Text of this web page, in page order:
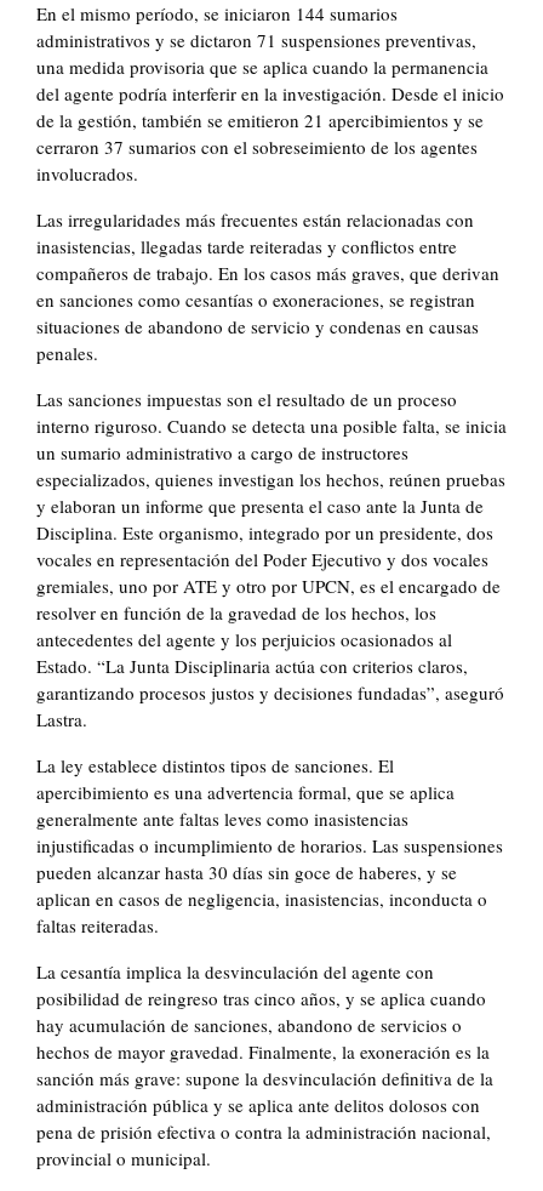
En el mismo período, se iniciaron 144 sumarios
administrativos y se dictaron 71 suspensiones preventivas,
una medida provisoria que se aplica cuando la permanencia
del agente podría interferir en la investigación. Desde el inicio
de la gestión, también se emitieron 21 apercibimientos y se
cerraron 37 sumarios con el sobreseimiento de los agentes
involucrados.
Las irregularidades más frecuentes están relacionadas con
inasistencias, llegadas tarde reiteradas y conflictos entre
compañeros de trabajo. En los casos más graves, que derivan
en sanciones como cesantías o exoneraciones, se registran
situaciones de abandono de servicio y condenas en causas
penales.
Las sanciones impuestas son el resultado de un proceso
interno riguroso. Cuando se detecta una posible falta, se inicia
un sumario administrativo a cargo de instructores
especializados, quienes investigan los hechos, reúnen pruebas
y elaboran un informe que presenta el caso ante la Junta de
Disciplina. Este organismo, integrado por un presidente, dos
vocales en representación del Poder Ejecutivo y dos vocales
gremiales, uno por ATE y otro por UPCN, es el encargado de
resolver en función de la gravedad de los hechos, los
antecedentes del agente y los perjuicios ocasionados al
Estado. “La Junta Disciplinaria actúa con criterios claros,
garantizando procesos justos y decisiones fundadas”, aseguró
Lastra.
La ley establece distintos tipos de sanciones. El
apercibimiento es una advertencia formal, que se aplica
generalmente ante faltas leves como inasistencias
injustificadas o incumplimiento de horarios. Las suspensiones
pueden alcanzar hasta 30 días sin goce de haberes, y se
aplican en casos de negligencia, inasistencias, inconducta o
faltas reiteradas.
La cesantía implica la desvinculación del agente con
posibilidad de reingreso tras cinco años, y se aplica cuando
hay acumulación de sanciones, abandono de servicios o
hechos de mayor gravedad. Finalmente, la exoneración es la
sanción más grave: supone la desvinculación definitiva de la
administración pública y se aplica ante delitos dolosos con
pena de prisión efectiva o contra la administración nacional,
provincial o municipal.